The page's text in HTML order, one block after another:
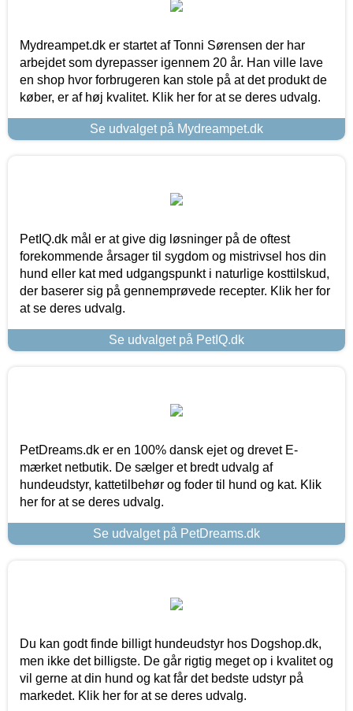
Mydreampet.dk er startet af Tonni Sørensen der har
arbejdet som dyrepasser igennem 20 år. Han ville lave
en shop hvor forbrugeren kan stole på at det produkt de
køber, er af høj kvalitet. Klik her for at se deres udvalg.
Se udvalget på Mydreampet.dk
PetIQ.dk mål er at give dig løsninger på de oftest
forekommende årsager til sygdom og mistrivsel hos din
hund eller kat med udgangspunkt i naturlige kosttilskud,
der baserer sig på gennemprøvede recepter. Klik her for
at se deres udvalg.
Se udvalget på PetIQ.dk
PetDreams.dk er en 100% dansk ejet og drevet E-
mærket netbutik. De sælger et bredt udvalg af
hundeudstyr, kattetilbehør og foder til hund og kat. Klik
her for at se deres udvalg.
Se udvalget på PetDreams.dk
Du kan godt finde billigt hundeudstyr hos Dogshop.dk,
men ikke det billigste. De går rigtig meget op i kvalitet og
vil gerne at din hund og kat får det bedste udstyr på
markedet. Klik her for at se deres udvalg.